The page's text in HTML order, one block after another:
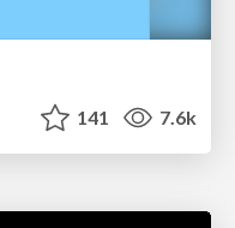
141 7.6k